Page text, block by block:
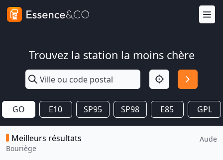
Trouvez la station la moins chère
GO E10 SP95 SP98 E85 GPL
Meilleurs résultats
Bouriège
Aude